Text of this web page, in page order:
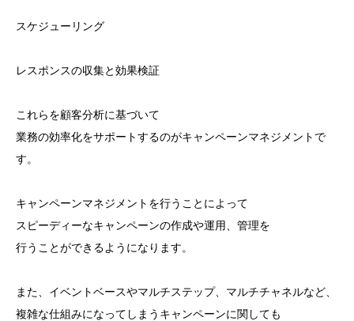
スケジューリング
レスポンスの収集と効果検証
これらを顧客分析に基づいて
業務の効率化をサポートするのがキャンペーンマネジメントで
す。
キャンペーンマネジメントを行うことによって
スピーディーなキャンペーンの作成や運用、管理を
行うことができるようになります。
また、イベントベースやマルチステップ、マルチチャネルなど、
複雑な仕組みになってしまうキャンペーンに関しても